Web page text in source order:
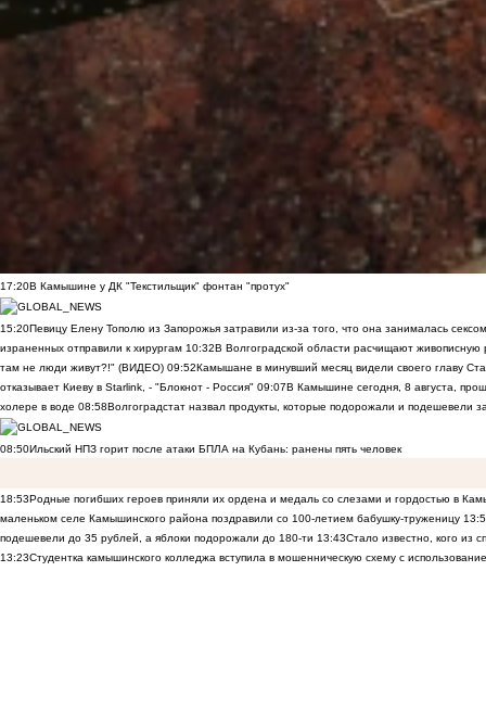
17:20В Камышине у ДК "Текстильщик" фонтан "протух"
15:20Певицу Елену Тополю из Запорожья затравили из-за того, что она занималась
израненных отправили к хирургам 10:32В Волгоградской области расчищают
там не люди живут?!" (ВИДЕО) 09:52Камышане в минувший месяц видели своего главу
отказывает Киеву в Starlink, - "Блокнот - Россия" 09:07В Камышине сегодня, 8 августа,
холере в воде 08:58Волгоградстат назвал продукты, которые подорожали и подешевели
08:50Ильский НПЗ горит после атаки БПЛА на Кубань: ранены пять человек
18:53Родные погибших героев приняли их ордена и медаль со слезами и гордостью в
маленьком селе Камышинского района поздравили со 100-летием бабушку-труженицу
подешевели до 35 рублей, а яблоки подорожали до 180-ти 13:43Стало известно, кого из
13:23Студентка камышинского колледжа вступила в мошенническую схему с